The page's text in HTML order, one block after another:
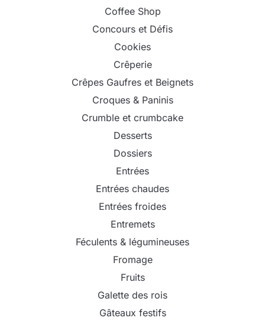
Coffee Shop
Concours et Défis
Cookies
Crêperie
Crêpes Gaufres et Beignets
Croques & Paninis
Crumble et crumbcake
Desserts
Dossiers
Entrées
Entrées chaudes
Entrées froides
Entremets
Féculents & légumineuses
Fromage
Fruits
Galette des rois
Gâteaux festifs